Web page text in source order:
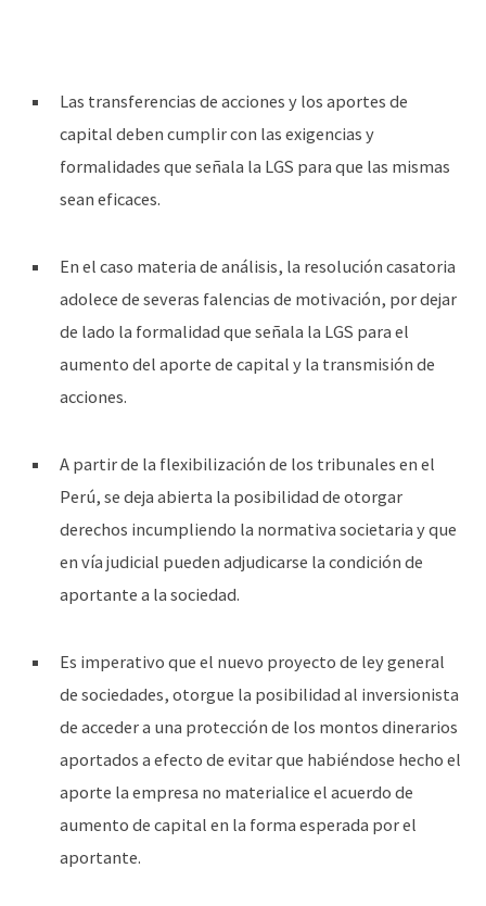
Las transferencias de acciones y los aportes de
capital deben cumplir con las exigencias y
formalidades que señala la LGS para que las mismas
sean eficaces.
En el caso materia de análisis, la resolución casatoria
adolece de severas falencias de motivación, por dejar
de lado la formalidad que señala la LGS para el
aumento del aporte de capital y la transmisión de
acciones.
A partir de la flexibilización de los tribunales en el
Perú, se deja abierta la posibilidad de otorgar
derechos incumpliendo la normativa societaria y que
en vía judicial pueden adjudicarse la condición de
aportante a la sociedad.
Es imperativo que el nuevo proyecto de ley general
de sociedades, otorgue la posibilidad al inversionista
de acceder a una protección de los montos dinerarios
aportados a efecto de evitar que habiéndose hecho el
aporte la empresa no materialice el acuerdo de
aumento de capital en la forma esperada por el
aportante.